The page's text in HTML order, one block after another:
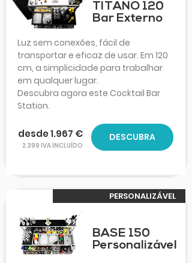
TITANO 120
Bar Externo
Luz sem conexões, fácil de
transportar e eficaz de usar. Em 120
cm, a simplicidade para trabalhar
em qualquer lugar.
Descubra agora este Cocktail Bar
Station.
desde 1.967 €
2.399 IVA INCLUÍDO
DESCUBRA
PERSONALIZÁVEL
BASE 150
Personalizável